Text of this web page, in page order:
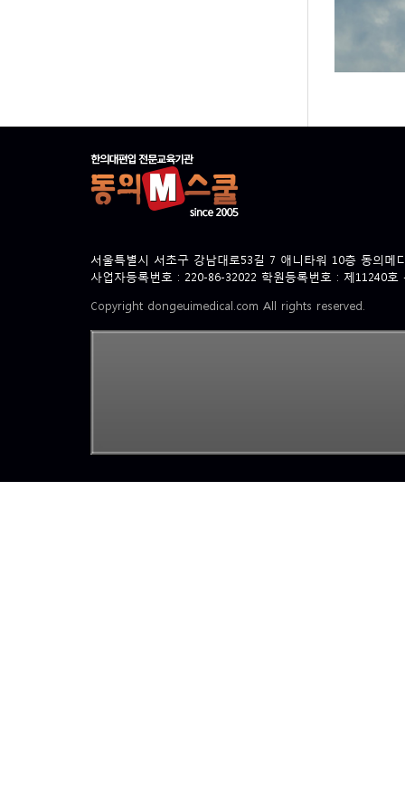
서울특별시 서초구 강남대로53길 7 애니타워 10층 동의메
사업자등록번호 : 220-86-32022 학원등록번호 : 제11240
Copyright dongeuimedical.com All rights reserved.